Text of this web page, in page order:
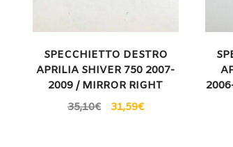
SPECCHIETTO DESTRO
APRILIA SHIVER 750 2007-
2009 / MIRROR RIGHT
35,10€ 31,59€